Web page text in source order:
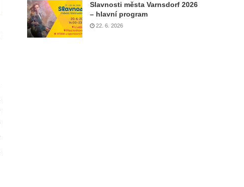
Slavnosti města Varnsdorf 2026
– hlavní program
22. 6. 2026